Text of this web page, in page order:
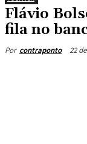
Flávio
fila no
Por contraponto 22